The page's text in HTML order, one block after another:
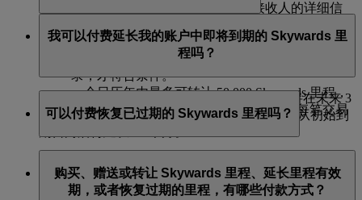
在转让里程时，请确保你已掌握接收人的详细信
接收里程的会员账户必须至少有一条通过搭乘阿联
酋航空航班或在合作伙伴处消费赚取里程的活动记
录，才符合条件。
一个日历年内最多可转让 50,000 Skywards 里程，
费用为每 1,000 Skywards 里程 15 美元。每笔交易
我们就无法再将其转回你的账户。
我可以付费延长我的账户中即将到期的 Skywards 里
程吗？
可以。如果你的账户中有任何 Skywards 里程将在未来 3
个月内到期，你可以通过付费方式将其有效期从初始到
期的费用更低。
可以付费恢复已过期的 Skywards 里程吗？
在过期后 6 个月内提出申请。任何已恢复的 Skywards 里
程，有效期自恢复之日起延长 12 个月。
购买、赠送或转让 Skywards 里程、延长里程有效
期，或者恢复过期的里程，有哪些付款方式？